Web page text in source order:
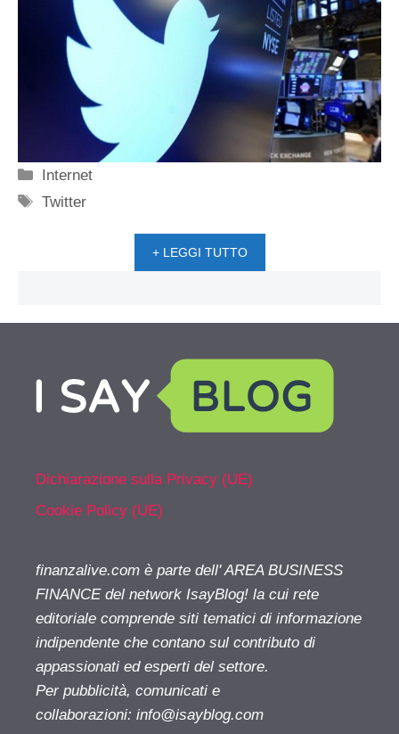
Categorie
Internet
Tag
Twitter
+ LEGGI TUTTO
Dichiarazione sulla Privacy (UE)
Cookie Policy (UE)
finanzalive.com è parte dell' AREA BUSINESS
FINANCE del network IsayBlog! la cui rete
editoriale comprende siti tematici di informazione
indipendente che contano sul contributo di
appassionati ed esperti del settore.
Per pubblicità, comunicati e
collaborazioni: info@isayblog.com